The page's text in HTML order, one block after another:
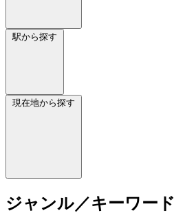
駅から探す
現在地から探す
ジャンル／キーワード